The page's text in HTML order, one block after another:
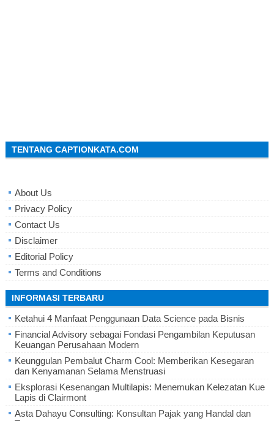
TENTANG CAPTIONKATA.COM
About Us
Privacy Policy
Contact Us
Disclaimer
Editorial Policy
Terms and Conditions
INFORMASI TERBARU
Ketahui 4 Manfaat Penggunaan Data Science pada Bisnis
Financial Advisory sebagai Fondasi Pengambilan Keputusan
Keuangan Perusahaan Modern
Keunggulan Pembalut Charm Cool: Memberikan Kesegaran
dan Kenyamanan Selama Menstruasi
Eksplorasi Kesenangan Multilapis: Menemukan Kelezatan Kue
Lapis di Clairmont
Asta Dahayu Consulting: Konsultan Pajak yang Handal dan